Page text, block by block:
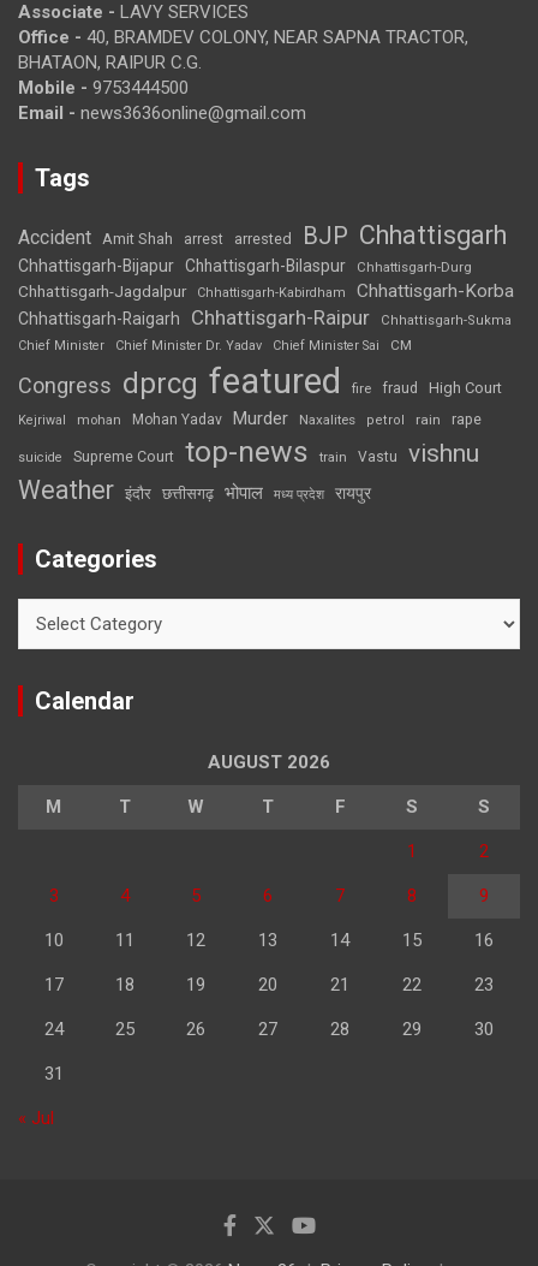
Associate - LAVY SERVICES
Office - 40, BRAMDEV COLONY, NEAR SAPNA TRACTOR,
BHATAON, RAIPUR C.G.
Mobile - 9753444500
Email - news3636online@gmail.com
Tags
Accident Amit Shah arrest arrested BJP Chhattisgarh
Chhattisgarh-Bijapur Chhattisgarh-Bilaspur Chhattisgarh-Durg
Chhattisgarh-Jagdalpur Chhattisgarh-Kabirdham Chhattisgarh-Korba
Chhattisgarh-Raigarh Chhattisgarh-Raipur
Chhattisgarh-Sukma
Chief Minister
Chief Minister Dr. Yadav Chief Minister Sai CM
Congress dprcg featured fire fraud High Court
Kejriwal mohan Mohan Yadav Murder Naxalites petrol rain rape
suicide Supreme Court top-news train Vastu vishnu
Weather इंदौर छत्तीसगढ़ भोपाल मध्य प्रदेश रायपुर
Categories
Calendar
AUGUST 2026
M T W T F S S
1 2
3 4 5 6 7 8 9
10 11 12 13 14 15 16
17 18 19 20 21 22 23
24 25 26 27 28 29 30
31
« Jul